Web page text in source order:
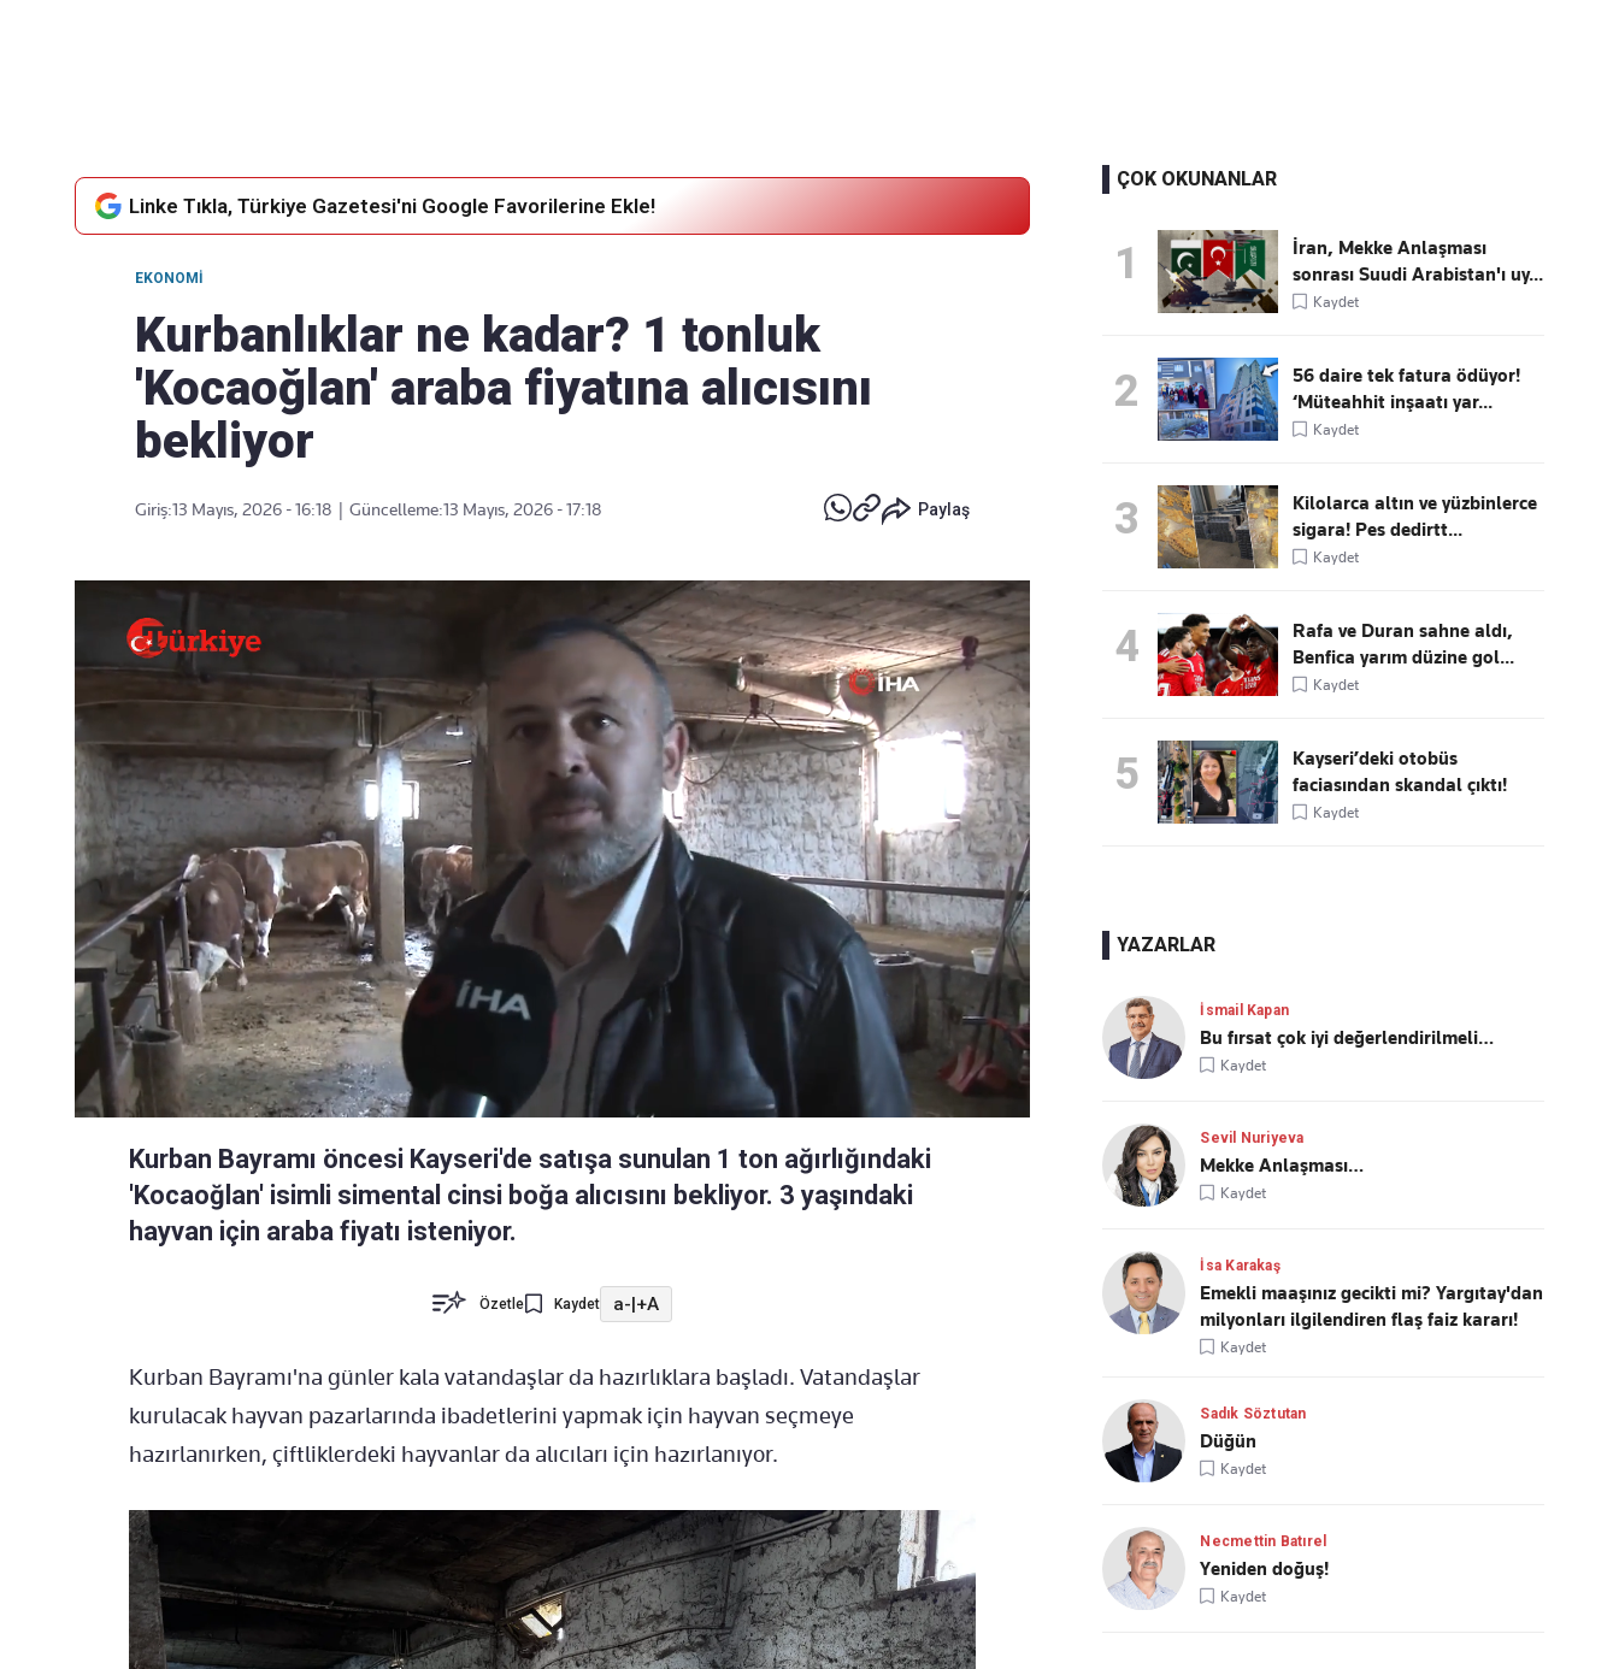
Linke Tıkla, Türkiye Gazetesi'ni Google Favorilerine Ekle!
EKONOMI
Kurbanlıklar ne kadar? 1 tonluk
'Kocaoğlan' araba fiyatına alıcısını
bekliyor
Giriş:13 Mayıs, 2026 - 16:18 Güncelleme:13 Mayıs, 2026 - 17:18 Paylaş
Kurban Bayramı öncesi Kayseri'de satışa sunulan 1 ton ağırlığındaki
'Kocaoğlan' isimli simental cinsi boğa alıcısını bekliyor. 3 yaşındaki
hayvan için araba fiyatı isteniyor.
Özetle Kaydet a-|+A
Kurban Bayramı'na günler kala vatandaşlar da hazırlıklara başladı. Vatandaşlar
kurulacak hayvan pazarlarında ibadetlerini yapmak için hayvan seçmeye
hazırlanırken, çiftliklerdeki hayvanlar da alıcıları için hazırlanıyor.
ÇOK OKUNANLAR
1
İran, Mekke Anlaşması
sonrası Suudi Arabistan'ı uy...
Kaydet
2
56 daire tek fatura ödüyor!
‘Müteahhit inşaatı yar...
Kaydet
3
Kilolarca altın ve yüzbinlerce
sigara! Pes dedirtt...
Kaydet
4
Rafa ve Duran sahne aldı,
Benfica yarım düzine gol...
Kaydet
5
Kayseri’deki otobüs
faciasından skandal çıktı!
Kaydet
YAZARLAR
İsmail Kapan
Bu fırsat çok iyi değerlendirilmeli…
Kaydet
Sevil Nuriyeva
Mekke Anlaşması…
Kaydet
İsa Karakaş
Emekli maaşınız gecikti mi? Yargıtay'dan
milyonları ilgilendiren flaş faiz kararı!
Kaydet
Sadık Söztutan
Düğün
Kaydet
Necmettin Batırel
Yeniden doğuş!
Kaydet